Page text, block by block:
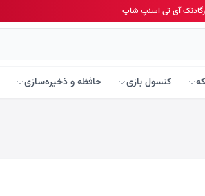
کنسول بازی حافظه و ذخیره‌سازی